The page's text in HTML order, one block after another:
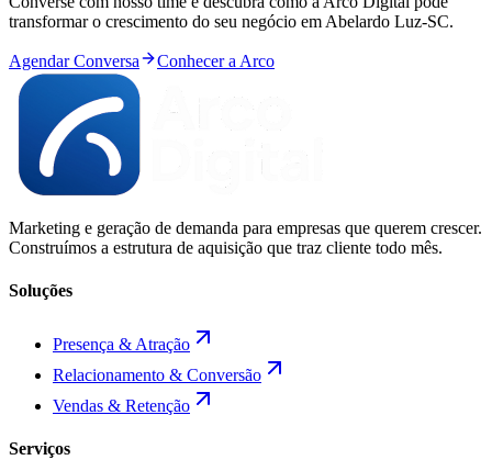
transformar o crescimento do seu negócio em Abelardo Luz-SC.
Agendar Conversa Conhecer a Arco
Marketing e geração de demanda para empresas que querem crescer.
Construímos a estrutura de aquisição que traz cliente todo mês.
Soluções
Presença & Atração
Relacionamento & Conversão
Vendas & Retenção
Serviços